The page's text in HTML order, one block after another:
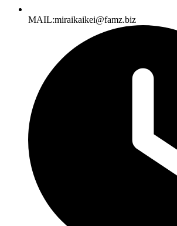
MAIL:miraikaikei@famz.biz